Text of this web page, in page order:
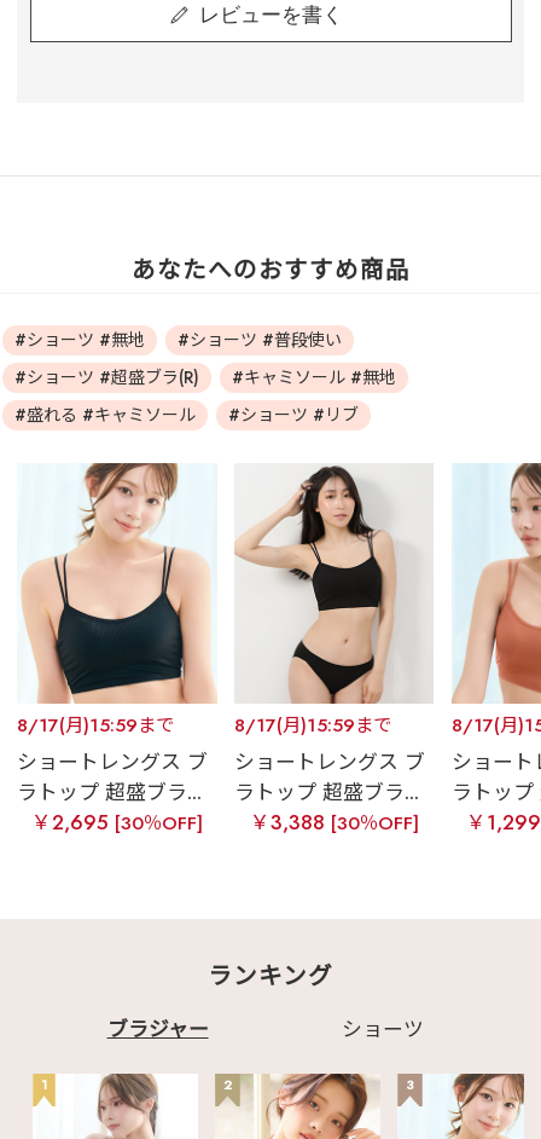
レビューを書く
あなたへのおすすめ商品
#ショーツ #無地
#ショーツ #普段使い
#ショーツ #超盛ブラ(R)
#キャミソール #無地
#盛れる #キャミソール
#ショーツ #リブ
8/17(月)15:59まで
ショートレングス ブ
ラトップ 超盛ブラ...
￥2,695 [30％OFF]
8/17(月)15:59まで
ショートレングス ブ
ラトップ 超盛ブラ...
￥3,388 [30％OFF]
8/17(月
ショー
ラトップ
￥
ランキング
ブラジャー ショーツ
1 2 3